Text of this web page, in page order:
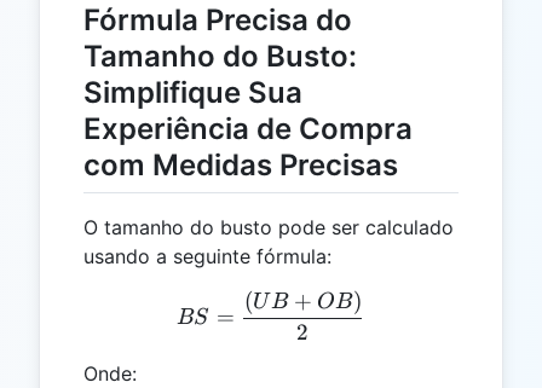
Fórmula Precisa do
Tamanho do Busto:
Simplifique Sua
Experiência de Compra
com Medidas Precisas
O tamanho do busto pode ser calculado
usando a seguinte fórmula:
BS = \frac{(UB +
BS =
2
(UB + OB)
Onde: